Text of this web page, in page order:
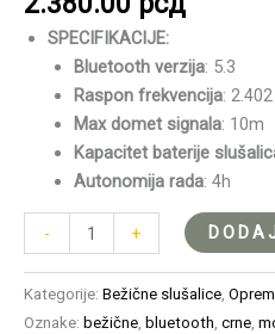
SPECIFIKACIJE:
Bluetooth verzija: 5.3
Raspon frekvencija:
Max domet signala: 10m
Kapacitet baterije
Autonomija rada: 4h
- +
Kategorije: Bežične slušalice,
Oznake: bežične, bluetooth, crne,